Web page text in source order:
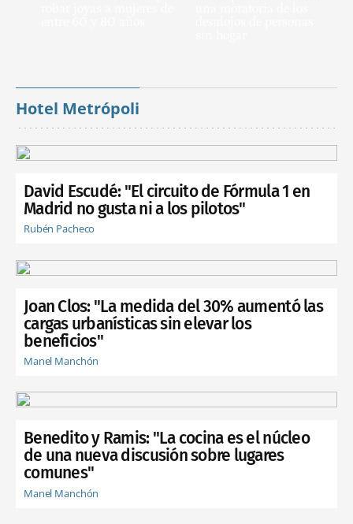
Hotel Metrópoli
David Escudé: "El circuito de Fórmula 1 en
Madrid no gusta ni a los pilotos"
Rubén Pacheco
Joan Clos: "La medida del 30% aumentó las
cargas urbanísticas sin elevar los
beneficios"
Manel Manchón
Benedito y Ramis: "La cocina es el núcleo
de una nueva discusión sobre lugares
comunes"
Manel Manchón